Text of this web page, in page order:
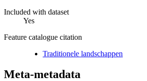
Included with dataset
Yes
Feature catalogue citation
Traditionele landschappen
Meta-metadata